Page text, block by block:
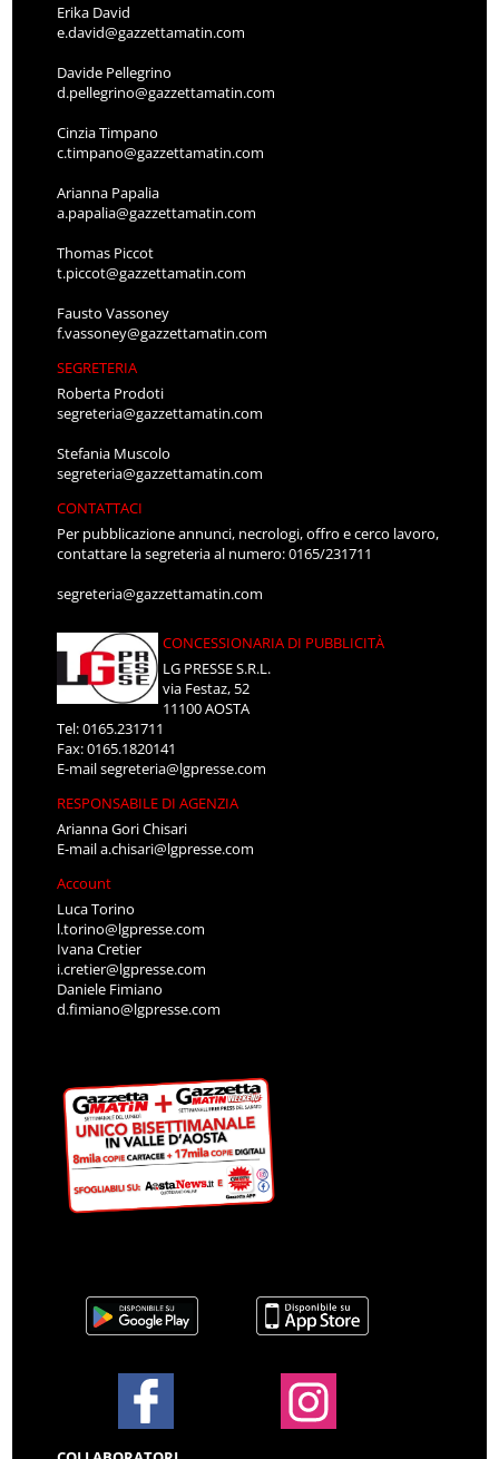
Erika David
e.david@gazzettamatin.com
Davide Pellegrino
d.pellegrino@gazzettamatin.com
Cinzia Timpano
c.timpano@gazzettamatin.com
Arianna Papalia
a.papalia@gazzettamatin.com
Thomas Piccot
t.piccot@gazzettamatin.com
Fausto Vassoney
f.vassoney@gazzettamatin.com
SEGRETERIA
Roberta Prodoti
segreteria@gazzettamatin.com
Stefania Muscolo
segreteria@gazzettamatin.com
CONTATTACI
Per pubblicazione annunci, necrologi, offro e cerco lavoro,
contattare la segreteria al numero: 0165/231711
segreteria@gazzettamatin.com
CONCESSIONARIA DI PUBBLICITÀ
LG PRESSE S.R.L.
via Festaz, 52
11100 AOSTA
Tel: 0165.231711
Fax: 0165.1820141
E-mailsegreteria@lgpresse.com
RESPONSABILE DI AGENZIA
Arianna Gori Chisari
E-maila.chisari@lgpresse.com
Account
Luca Torino
l.torino@lgpresse.com
Ivana Cretier
i.cretier@lgpresse.com
Daniele Fimiano
d.fimiano@lgpresse.com